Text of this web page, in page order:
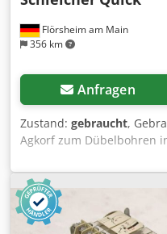
Flörsheim am Main
356 km
Anfragen
Zustand: gebraucht,
Agkorf zum Dübelbohren
rollengelagerten
Antrieb durch jede
mm mit 7 Bohrwellen
-90° Einspannhöhe 80
mm Verfügbarkeit: